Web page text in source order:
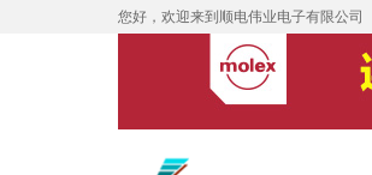
您好，欢迎来到顺电伟业电子有限公司